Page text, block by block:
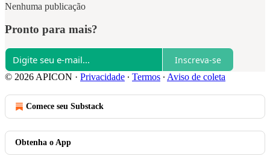
Nenhuma publicação
Pronto para mais?
Inscreva-se
© 2026 APICON · Privacidade ∙ Termos ∙ Aviso de coleta
Comece seu Substack
Obtenha o App